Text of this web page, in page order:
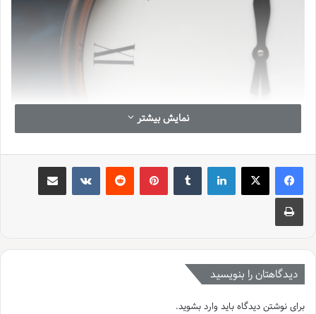
نمایش بیشتر
لینکدین ‫تامبلر ‫پین‌ترست‫رددیت ‫VKontakteاشتراک گذاری از طریق ایمیل
چاپ
دیدگاهتان را بنویسید
برای نوشتن دیدگاه باید وارد بشوید.